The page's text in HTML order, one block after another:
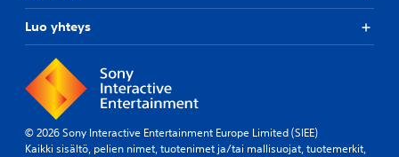
Luo yhteys
© 2026 Sony Interactive Entertainment Europe Limited (SIEE)
Kaikki sisältö, pelien nimet, tuotenimet ja/tai mallisuojat, tuotemerkit,